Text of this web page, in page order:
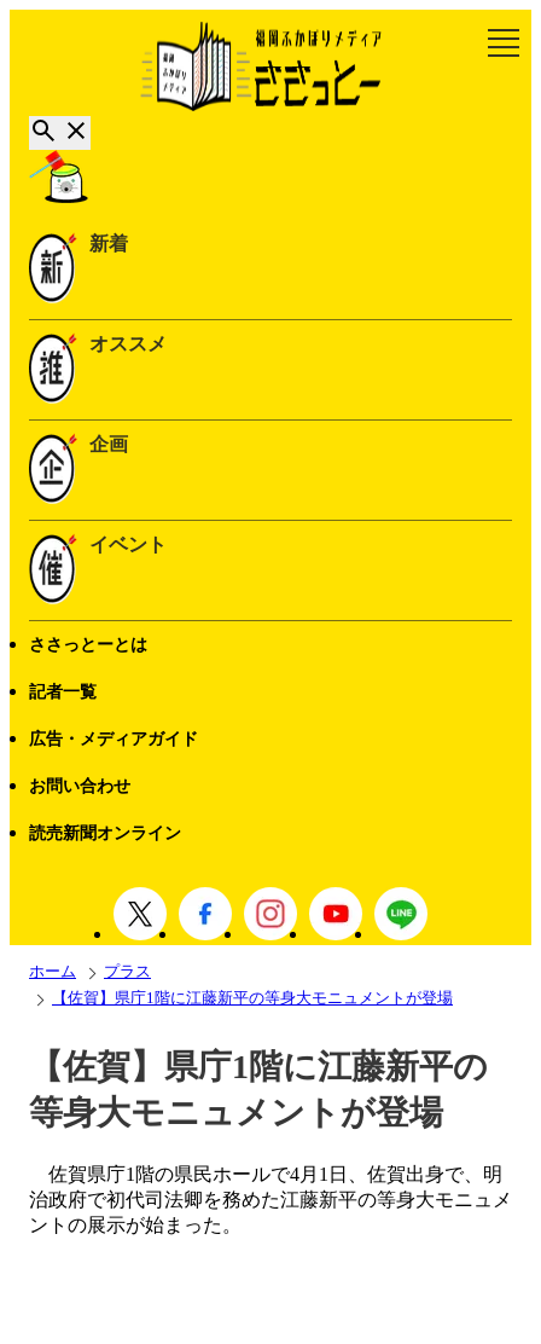
新着
オススメ
企画
イベント
ささっとーとは
記者一覧
広告・メディアガイド
お問い合わせ
読売新聞オンライン
ホーム
プラス
【佐賀】県庁1階に江藤新平の等身大モニュメントが登場
【佐賀】県庁1階に江藤新平の
等身大モニュメントが登場
佐賀県庁1階の県民ホールで4月1日、佐賀出身で、明
治政府で初代司法卿を務めた江藤新平の等身大モニュメ
ントの展示が始まった。